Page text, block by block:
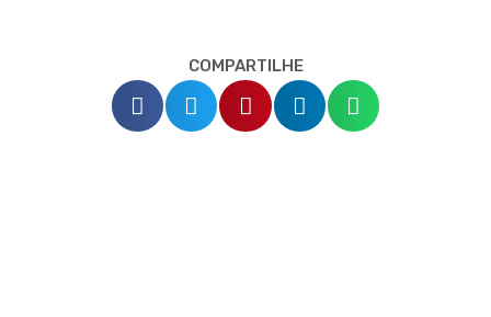
COMPARTILHE